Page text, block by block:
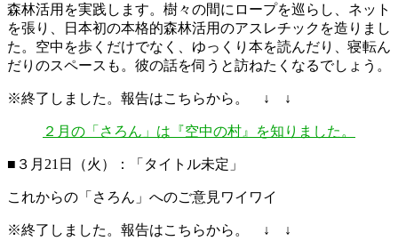
森林活用を実践します。樹々の間にロープを巡らし、ネット
を張り、日本初の本格的森林活用のアスレチックを造りまし
た。空中を歩くだけでなく、ゆっくり本を読んだり、寝転ん
だりのスペースも。彼の話を伺うと訪ねたくなるでしょう。
※終了しました。報告はこちらから。 ↓ ↓
２月の「さろん」は『空中の村』を知りました。
■３月21日（火）：「タイトル未定」
これからの「さろん」へのご意見ワイワイ
※終了しました。報告はこちらから。 ↓ ↓